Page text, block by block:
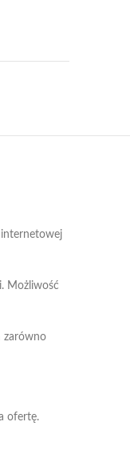
Możliwość
zarówno
ofertę.